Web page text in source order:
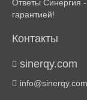
Ответы Синергия -
гарантией!
Контакты
sinerqy.com
info@sinerqy.com